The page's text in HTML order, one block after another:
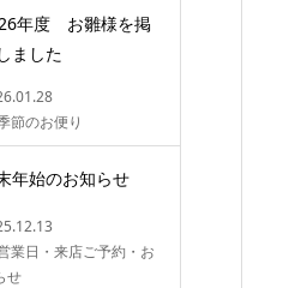
年度 お雛様を掲
ました
節のお便り
年始のお知らせ
業日・来店ご予約・お
せ